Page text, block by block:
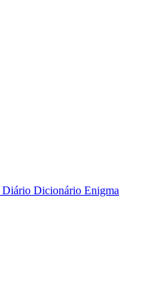
Diário Dicionário Enigma